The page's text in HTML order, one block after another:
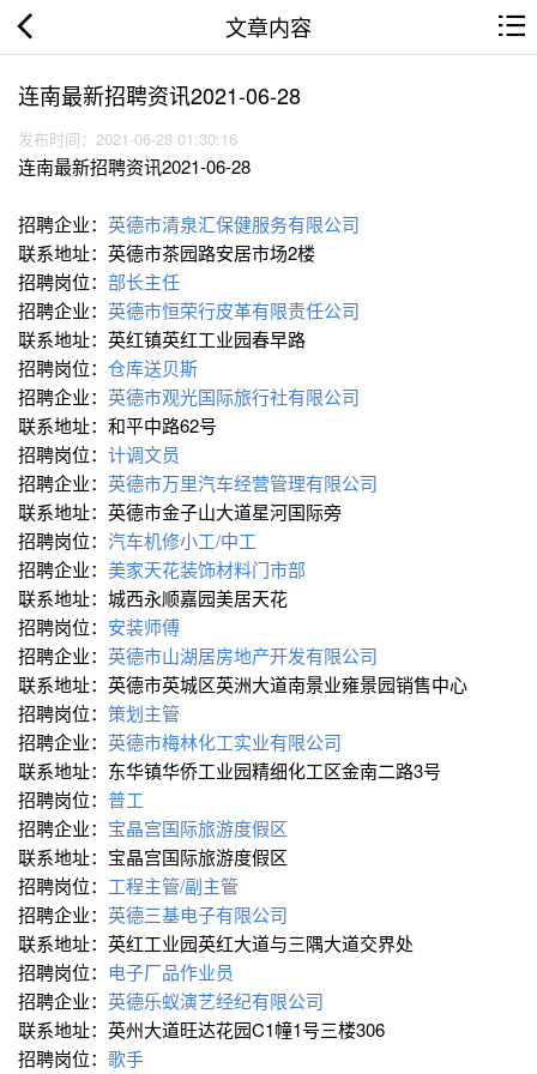
文章内容
连南最新招聘资讯2021-06-28
发布时间：2021-06-28 01:30:16
连南最新招聘资讯2021-06-28
招聘企业： 英德市清泉汇保健服务有限公司
联系地址：英德市茶园路安居市场2楼
招聘岗位： 部长主任
招聘企业： 英德市恒荣行皮革有限责任公司
联系地址：英红镇英红工业园春早路
招聘岗位： 仓库送贝斯
招聘企业： 英德市观光国际旅行社有限公司
联系地址：和平中路62号
招聘岗位： 计调文员
招聘企业： 英德市万里汽车经营管理有限公司
联系地址：英德市金子山大道星河国际旁
招聘岗位： 汽车机修小工/中工
招聘企业： 美家天花装饰材料门市部
联系地址：城西永顺嘉园美居天花
招聘岗位： 安装师傅
招聘企业： 英德市山湖居房地产开发有限公司
联系地址：英德市英城区英洲大道南景业雍景园销售中心
招聘岗位： 策划主管
招聘企业： 英德市梅林化工实业有限公司
联系地址：东华镇华侨工业园精细化工区金南二路3号
招聘岗位： 普工
招聘企业： 宝晶宫国际旅游度假区
联系地址：宝晶宫国际旅游度假区
招聘岗位： 工程主管/副主管
招聘企业： 英德三基电子有限公司
联系地址：英红工业园英红大道与三隅大道交界处
招聘岗位： 电子厂品作业员
招聘企业： 英德乐蚁演艺经纪有限公司
联系地址：英州大道旺达花园C1幢1号三楼306
招聘岗位： 歌手